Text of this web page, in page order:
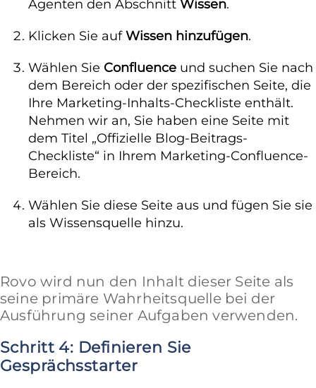
Agenten den Abschnitt Wissen.
Klicken Sie aufWissen hinzufügen.
Wählen Sie Confluence und suchen Sie nach
dem Bereich oder der spezifischen Seite, die
Ihre Marketing-Inhalts-Checkliste enthält.
Nehmen wir an, Sie haben eine Seite mit
dem Titel „Offizielle Blog-Beitrags-
Checkliste“ in Ihrem Marketing-Confluence-
Bereich.
Wählen Sie diese Seite aus und fügen Sie sie
als Wissensquelle hinzu.
Rovo wird nun den Inhalt dieser Seite als
seine primäre Wahrheitsquelle bei der
Ausführung seiner Aufgaben verwenden.
Schritt 4: Definieren Sie
Gesprächsstarter